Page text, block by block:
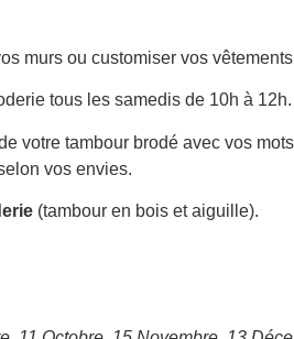
murs ou customiser vos
tous les samedis de 10h à 12h.
votre tambour brodé avec vos
vos envies.
(tambour en bois et aiguille).